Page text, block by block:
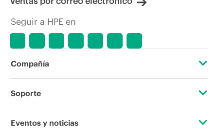
Seguir a HPE en
Compañía
Acerca de HPE
Soporte
Servicios de soporte operativo
Eventos y noticias